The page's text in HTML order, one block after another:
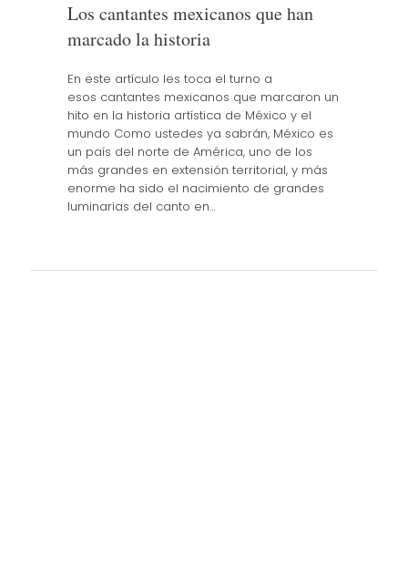
Los cantantes mexicanos que han
marcado la historia
En este artículo les toca el turno a
esos cantantes mexicanos que marcaron un
hito en la historia artística de México y el
mundo Como ustedes ya sabrán, México es
un país del norte de América, uno de los
más grandes en extensión territorial, y más
enorme ha sido el nacimiento de grandes
luminarias del canto en…